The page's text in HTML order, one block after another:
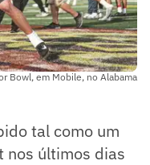
Bowl, em Mobile, no Alabama
tal como um
nos últimos dias